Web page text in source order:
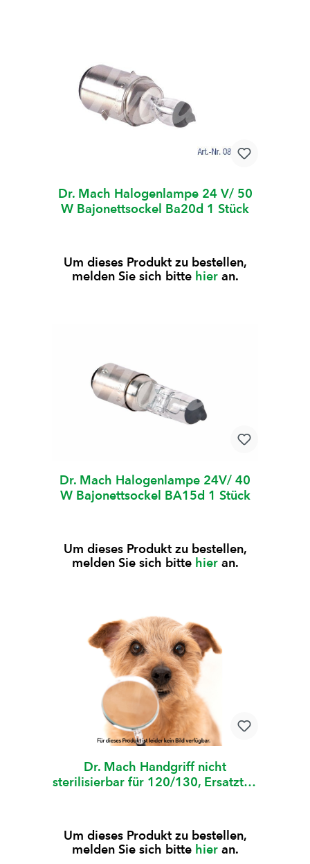
Dr. Mach Halogenlampe 24 V/ 50
W Bajonettsockel Ba20d 1 Stück
Um dieses Produkt zu bestellen,
melden Sie sich bitte hieran.
Dr. Mach Halogenlampe 24V/ 40
W Bajonettsockel BA15d 1 Stück
Um dieses Produkt zu bestellen,
melden Sie sich bitte hieran.
Dr. Mach Handgriff nicht
sterilisierbar für 120/130, Ersatzteil
Um dieses Produkt zu bestellen,
melden Sie sich bitte hieran.